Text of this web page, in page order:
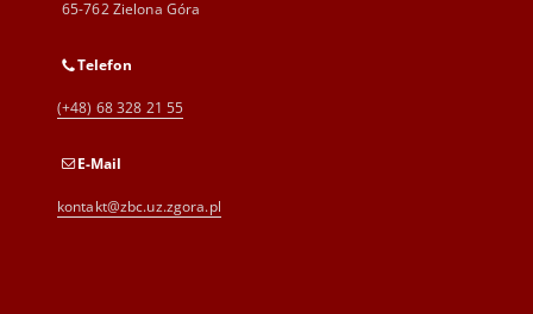
65-762 Zielona Góra
Telefon
(+48) 68 328 21 55
E-Mail
kontakt@zbc.uz.zgora.pl